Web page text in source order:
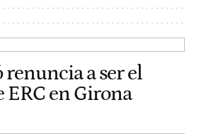
a ser el
ERC en Girona